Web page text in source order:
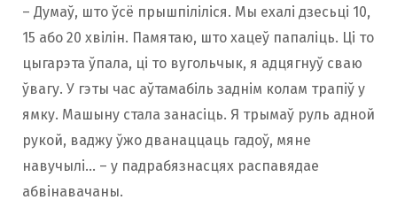
– Думаў, што ўсё прышпіліліся. Мы ехалі дзесьці 10,
15 або 20 хвілін. Памятаю, што хацеў папаліць. Ці то
цыгарэта ўпала, ці то вугольчык, я адцягнуў сваю
ўвагу. У гэты час аўтамабіль заднім колам трапіў у
ямку. Машыну стала занасіць. Я трымаў руль адной
рукой, ваджу ўжо дванаццаць гадоў, мяне
навучылі… – у падрабязнасцях распавядае
абвінавачаны.